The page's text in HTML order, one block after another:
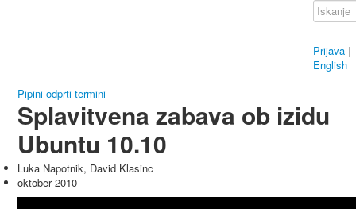
Prijava |
English
Pipini odprti termini
Splavitvena zabava ob izidu
Ubuntu 10.10
Luka Napotnik, David Klasinc
oktober 2010